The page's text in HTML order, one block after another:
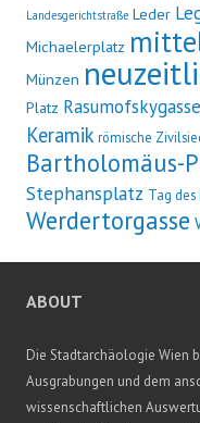
Landesgerichtstraße Leder
Michaelerplatz
Münzen
Platz Rasumofskygasse
Keramik römische
Bartholomäus-
Stephansplatz Tag
Werdertorgasse
ABOUT
Die Stadtarchäologie Wien
Ausgrabungen und dem
wissenschaftlichen